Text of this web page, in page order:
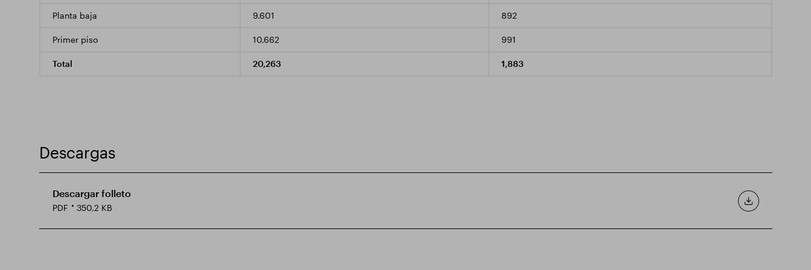
Planta baja 9.601 892
Primer piso 10,662 991
Total 20,263 1,883
Descargas
Descargar folleto
PDF 350,2 KB